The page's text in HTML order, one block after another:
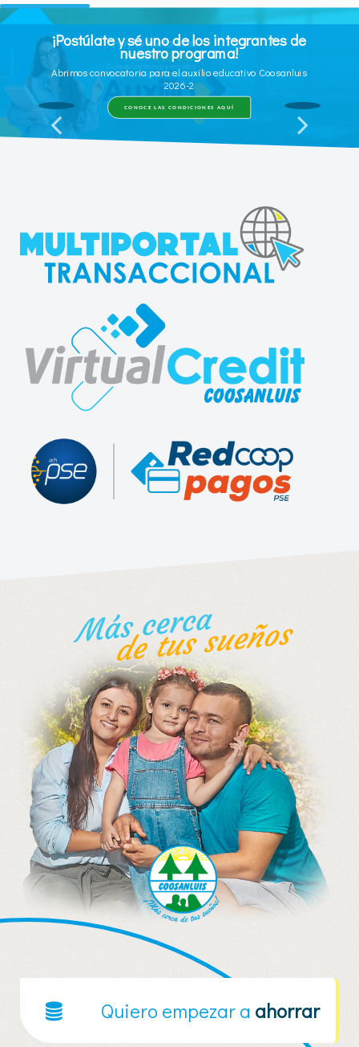
¡En Coosanluis tienes voz y voto!
Te invitamos a estar informado y participar en este proceso
democrático.
CONOCE MÁS INFORMACIÓN AQUÍ
Quiero empezar a ahorrar